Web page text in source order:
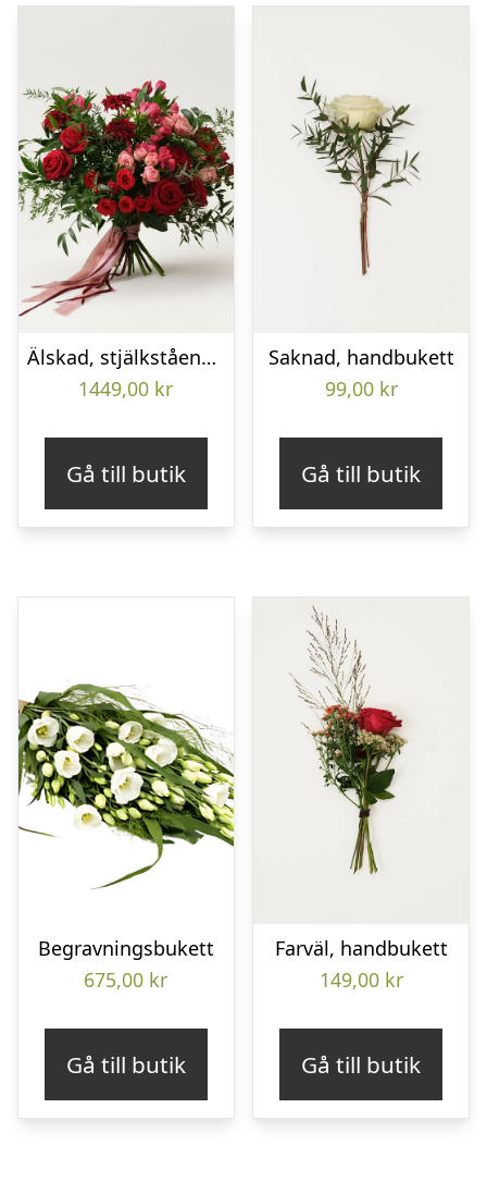
Älskad, stjälkstående bukett
1449,00 kr
Gå till butik
Saknad, handbukett
99,00 kr
Gå till butik
Begravningsbukett
675,00 kr
Gå till butik
Farväl, handbukett
149,00 kr
Gå till butik